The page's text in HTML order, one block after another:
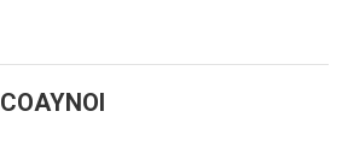
COAYNOI